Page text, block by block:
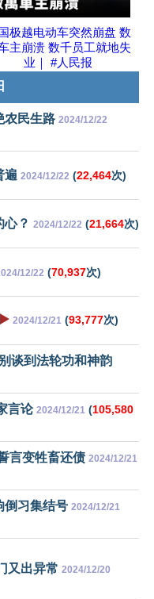
极越电动车突然崩盘 数
主崩溃 数千员工就地失
业｜ #人民报
农民生路 2024/12/22
遍 2024/12/22 (22,464次)
心？ 2024/12/22 (21,664次)
12/22 (70,937次)
▶️ 2024/12/21 (93,777次)
谈到法轮功和神韵
言论 2024/12/21 (105,580
言变牲畜还债 2024/12/21
倒习集结号 2024/12/21
又出异常 2024/12/20